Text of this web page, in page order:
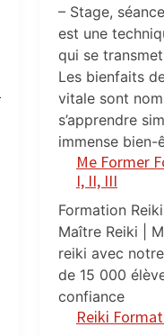
– Stage,
est une
qui se
Les bienfaits
vitale sont
s’apprendre
immense bien-
Me Former
I, II, III
Formation
Maître Reiki |
reiki avec
de 15 000
confiance
Reiki